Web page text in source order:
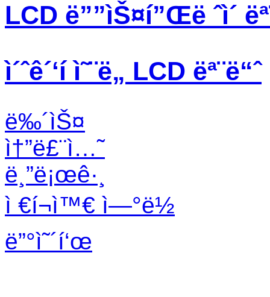
LCD ë””ìŠ¤í”Œë ˆì´
ì´ˆê´‘í­ ì˜¨ë„ LCD ëª¨ë“ˆ
ë‰´ìŠ¤
ì†”ë£¨ì…˜
ë¸”ë¡œê·¸
ì €í¬ì™€ ì—°ë½
ë”°ì˜´í‘œ